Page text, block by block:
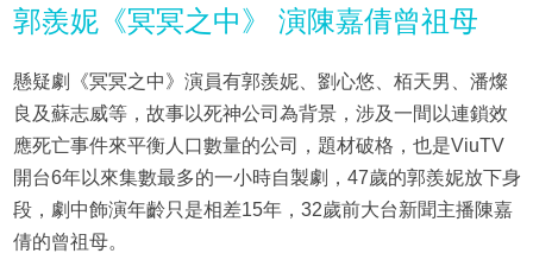
郭羨妮《冥冥之中》 演陳嘉倩曾祖母
懸疑劇《冥冥之中》演員有郭羨妮、劉心悠、栢天男、潘燦
良及蘇志威等，故事以死神公司為背景，涉及一間以連鎖效
應死亡事件來平衡人口數量的公司，題材破格，也是ViuTV
開台6年以來集數最多的一小時自製劇，47歲的郭羨妮放下身
段，劇中飾演年齡只是相差15年，32歲前大台新聞主播陳嘉
倩的曾祖母。